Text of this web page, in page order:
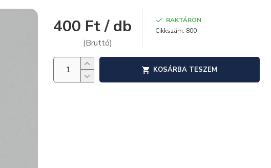
400 Ft / db
(Bruttó)
RAKTÁRON
Cikkszám: 800
KOSÁRBA TESZEM